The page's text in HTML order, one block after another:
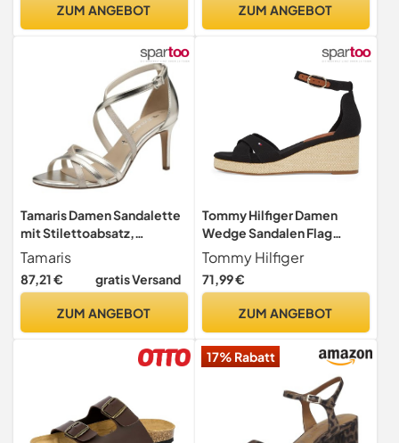
ZUM ANGEBOT ZUM ANGEBOT
Tamaris Damen Sandalette
mit Stilettoabsatz,
metallic, 40 EU
Tamaris
87,21 € gratis Versand
ZUM ANGEBOT
Tommy Hilfiger Damen
Wedge Sandalen Flag
Criss-Cros Mid mit
Knöchelriemen, Schwarz
(Black), 39
Tommy Hilfiger
71,99 €
ZUM ANGEBOT
17% Rabatt